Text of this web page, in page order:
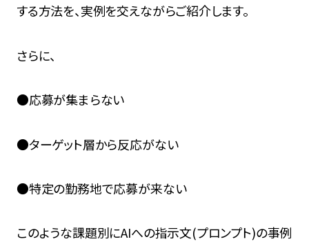
する方法を、実例を交えながらご紹介します。
さらに、
●応募が集まらない
●ターゲット層から反応がない
●特定の勤務地で応募が来ない
このような課題別にAIへの指示文(プロンプト)の事例